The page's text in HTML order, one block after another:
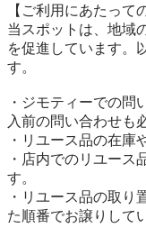
【ご利用にあたって
当スポットは、地域
を促進しています。
す。
・ジモティーでの問
入前の問い合わせも
・リユース品の在庫
・店内でのリユース
す。
・リユース品の取り
た順番でお譲りして